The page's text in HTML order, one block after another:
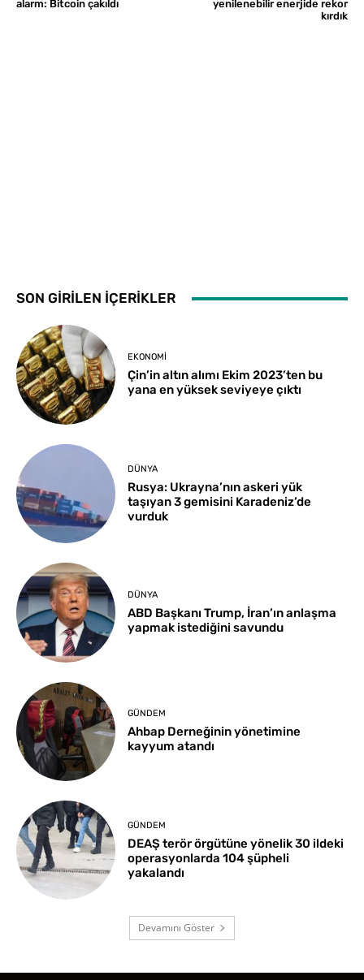
alarm: Bitcoin çakıldı
yenilenebilir enerjide rekor
kırdık
SON GİRİLEN İÇERİKLER
EKONOMI
Çin’in altın alımı Ekim 2023’ten bu
yana en yüksek seviyeye çıktı
DÜNYA
Rusya: Ukrayna’nın askeri yük
taşıyan 3 gemisini Karadeniz’de
vurduk
DÜNYA
ABD Başkanı Trump, İran’ın anlaşma
yapmak istediğini savundu
GÜNDEM
Ahbap Derneğinin yönetimine
kayyum atandı
GÜNDEM
DEAŞ terör örgütüne yönelik 30 ildeki
operasyonlarda 104 şüpheli
yakalandı
Devamını Göster